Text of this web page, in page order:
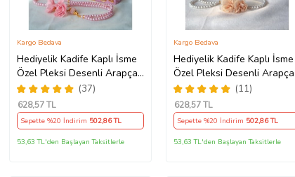
Hediyelik Kadife Kaplı İsme
Özel Pleksi Desenli Arapça
Orta Boy Kuranı Kerim
Pembe
(37)
Kargo Bedava
628,57 TL
Sepette %20 İndirim 502,86 TL
53,63 TL'den Başlayan Taksitlerle
Hediyelik Kadife Kaplı İsme
Özel Pleksi Desenli Arapça
Orta Boy Kuranı Kerim
Beyaz
(11)
Kargo Bedava
628,57 TL
Sepette %20 İndirim 502,86 TL
53,63 TL'den Başlayan Taksitlerle